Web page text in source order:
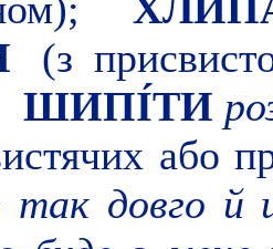
(з
ШИПІ́ТИ
або
так довго й